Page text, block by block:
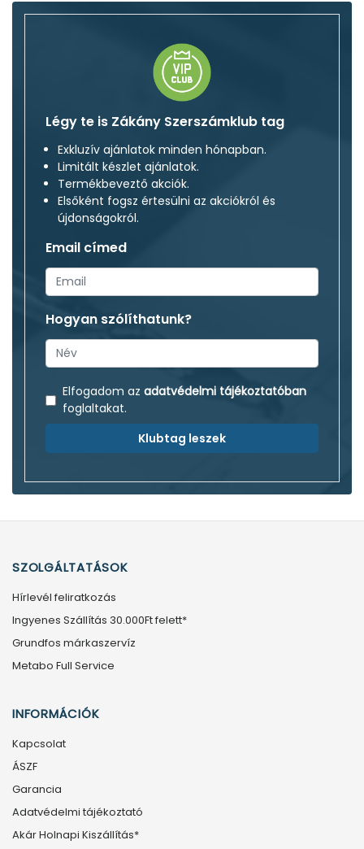
Légy te is Zákány Szerszámklub tag
Exkluzív ajánlatok minden hónapban.
Limitált készlet ajánlatok.
Termékbeveztő akciók.
Elsőként fogsz értesülni az akciókról és
újdonságokról.
Email címed
Hogyan szólíthatunk?
Elfogadom az adatvédelmi tájékoztatóban
foglaltakat.
Klubtag leszek
SZOLGÁLTATÁSOK
Hírlevél feliratkozás
Ingyenes Szállítás 30.000Ft felett*
Grundfos márkaszervíz
Metabo Full Service
INFORMÁCIÓK
Kapcsolat
ÁSZF
Garancia
Adatvédelmi tájékoztató
Akár Holnapi Kiszállítás*